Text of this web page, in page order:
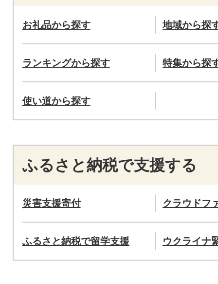
お礼品から探す 地域から探
ランキングから探す 特集から探
使い道から探す
ふるさと納税で支援する
災害支援寄付 クラウドフ
ふるさと納税で留学支援 ウクライナ